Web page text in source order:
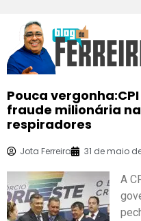
Pouca
fraude milionária
respiradores
Jota Ferreira 31 de maio
A